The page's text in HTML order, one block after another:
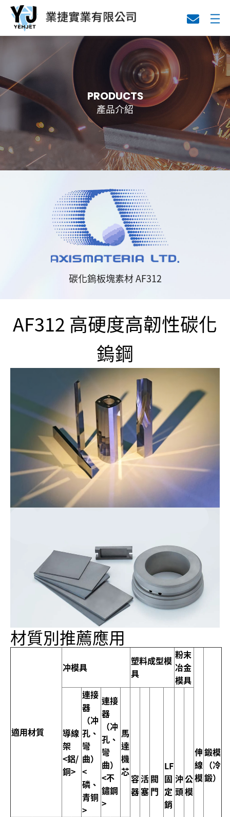
關於業捷
代理產品
技術資料
PRODUCTS
產品介紹
碳化鎢板塊素材 AF312
AF312 高硬度高韌性碳化
鎢鋼
材質別推薦應用
適用材質
冲模具
塑料成型模
具
粉末
冶金
模具
伸
線
模
鍛模
（冷
鍛）
導線
架
<鋁/
銅>
連接
器
（冲
孔、
彎
曲）
<
磷、
青铜
>
連接
器
（冲
孔、
彎
曲）
<不
鏽鋼
>
馬
達
機
芯
容
器
活
塞
閥
門
LF
固
定
銷
沖
頭
公
模